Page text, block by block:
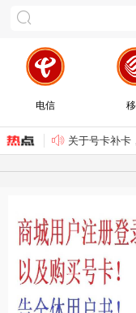
电信
关于号卡补卡
恶意申请卡不